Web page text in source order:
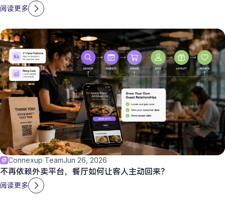
阅读更多
Connexup TeamJun 26, 2026
不再依赖外卖平台，餐厅如何让客人主动回来？
阅读更多